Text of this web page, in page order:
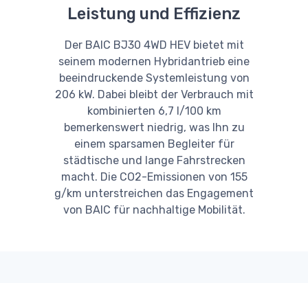
Leistung und Effizienz
Der BAIC BJ30 4WD HEV bietet mit
seinem modernen Hybridantrieb eine
beeindruckende Systemleistung von
206 kW. Dabei bleibt der Verbrauch mit
kombinierten 6,7 l/100 km
bemerkenswert niedrig, was Ihn zu
einem sparsamen Begleiter für
städtische und lange Fahrstrecken
macht. Die CO2-Emissionen von 155
g/km unterstreichen das Engagement
von BAIC für nachhaltige Mobilität.